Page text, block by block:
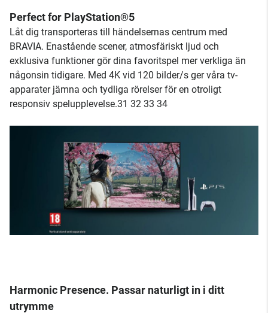
Perfect for PlayStation®5
Låt dig transporteras till händelsernas centrum med
BRAVIA. Enastående scener, atmosfäriskt ljud och
exklusiva funktioner gör dina favoritspel mer verkliga än
någonsin tidigare. Med 4K vid 120 bilder/s ger våra tv-
apparater jämna och tydliga rörelser för en otroligt
responsiv spelupplevelse.31 32 33 34
Harmonic Presence. Passar naturligt in i ditt
utrymme